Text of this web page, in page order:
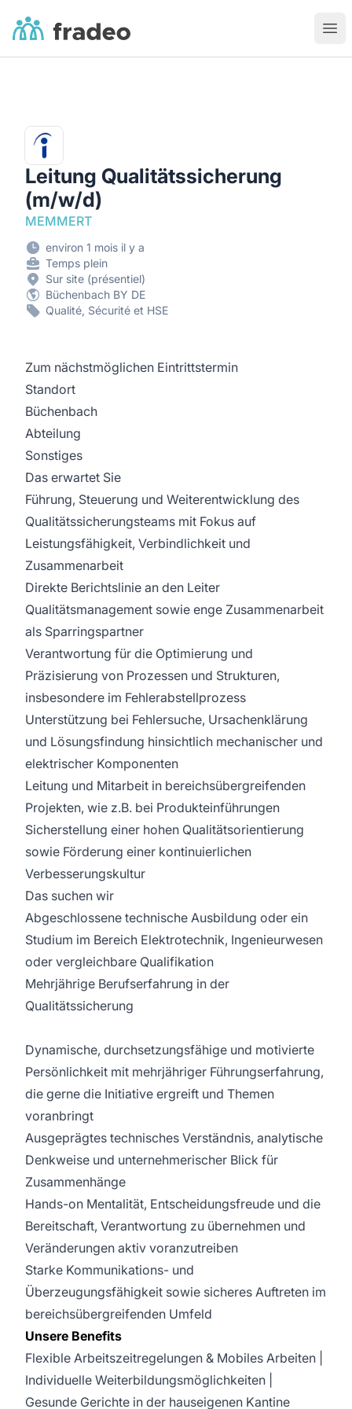
Fradeo
Leitung Qualitätssicherung
(m/w/d)
MEMMERT
environ 1 mois il y a
Temps plein
Sur site (présentiel)
Büchenbach BY DE
Qualité, Sécurité et HSE
Zum nächstmöglichen Eintrittstermin
Standort
Büchenbach
Abteilung
Sonstiges
Das erwartet Sie
Führung, Steuerung und Weiterentwicklung des
Qualitätssicherungsteams mit Fokus auf
Leistungsfähigkeit, Verbindlichkeit und
Zusammenarbeit
Direkte Berichtslinie an den Leiter
Qualitätsmanagement sowie enge Zusammenarbeit
als Sparringspartner
Verantwortung für die Optimierung und
Präzisierung von Prozessen und Strukturen,
insbesondere im Fehlerabstellprozess
Unterstützung bei Fehlersuche, Ursachenklärung
und Lösungsfindung hinsichtlich mechanischer und
elektrischer Komponenten
Leitung und Mitarbeit in bereichsübergreifenden
Projekten, wie z.B. bei Produkteinführungen
Sicherstellung einer hohen Qualitätsorientierung
sowie Förderung einer kontinuierlichen
Verbesserungskultur
Das suchen wir
Abgeschlossene technische Ausbildung oder ein
Studium im Bereich Elektrotechnik, Ingenieurwesen
oder vergleichbare Qualifikation
Mehrjährige Berufserfahrung in der
Qualitätssicherung
Dynamische, durchsetzungsfähige und motivierte
Persönlichkeit mit mehrjähriger Führungserfahrung,
die gerne die Initiative ergreift und Themen
voranbringt
Ausgeprägtes technisches Verständnis, analytische
Denkweise und unternehmerischer Blick für
Zusammenhänge
Hands-on Mentalität, Entscheidungsfreude und die
Bereitschaft, Verantwortung zu übernehmen und
Veränderungen aktiv voranzutreiben
Starke Kommunikations- und
Überzeugungsfähigkeit sowie sicheres Auftreten im
bereichsübergreifenden Umfeld
Unsere Benefits
Flexible Arbeitszeitregelungen & Mobiles Arbeiten |
Individuelle Weiterbildungsmöglichkeiten |
Gesunde Gerichte in der hauseigenen Kantine